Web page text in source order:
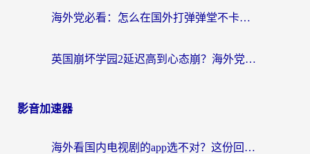
海外党必看：怎么在国外打弹弹堂不卡？番茄加速器亲测指南
英国崩坏学园2延迟高到心态崩？海外党国服游戏加速终极指南
影音加速器
海外看国内电视剧的app选不对？这份回国加速器避坑指南帮你流畅追剧